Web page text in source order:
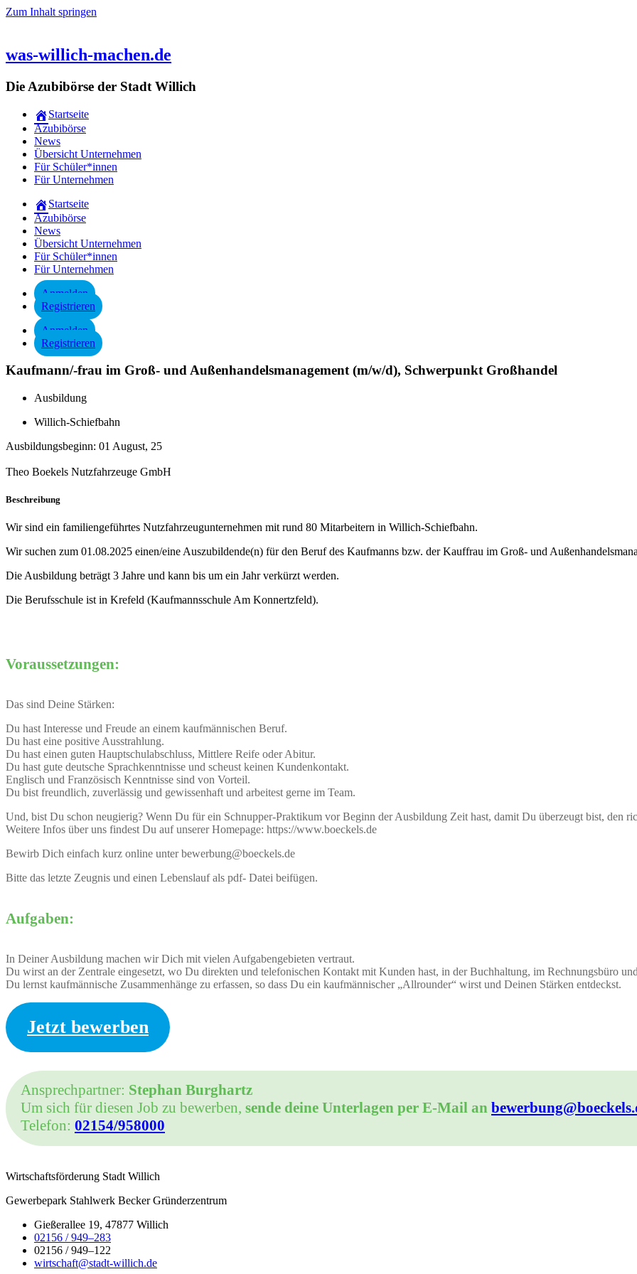
Zum Inhalt springen
was-willich-machen.de
Die Azubibörse der Stadt Willich
Startseite
Azubibörse
News
Übersicht Unternehmen
Für Schüler*innen
Für Unternehmen
Startseite
Azubibörse
News
Übersicht Unternehmen
Für Schüler*innen
Für Unternehmen
Anmelden
Registrieren
Anmelden
Registrieren
Kaufmann/-frau im Groß- und Außenhandelsmanagement (m/w/d), Schwerpunkt Großhandel
Ausbildung
Willich-Schiefbahn
Ausbildungsbeginn: 01 August, 25
Theo Boekels Nutzfahrzeuge GmbH
Beschreibung
Wir sind ein familiengeführtes Nutzfahrzeugunternehmen mit rund 80 Mitarbeitern in Willich-Schiefbahn.
Wir suchen zum 01.08.2025 einen/eine Auszubildende(n) für den Beruf des Kaufmanns bzw. der Kauffrau im Groß- und
Die Ausbildung beträgt 3 Jahre und kann bis um ein Jahr verkürzt werden.
Die Berufsschule ist in Krefeld (Kaufmannsschule Am Konnertzfeld).
Voraussetzungen:
Das sind Deine Stärken:
Du hast Interesse und Freude an einem kaufmännischen Beruf.
Du hast eine positive Ausstrahlung.
Du hast einen guten Hauptschulabschluss, Mittlere Reife oder Abitur.
Du hast gute deutsche Sprachkenntnisse und scheust keinen Kundenkontakt.
Englisch und Französisch Kenntnisse sind von Vorteil.
Du bist freundlich, zuverlässig und gewissenhaft und arbeitest gerne im Team.
Und, bist Du schon neugierig? Wenn Du für ein Schnupper-Praktikum vor Beginn der Ausbildung Zeit hast, damit Du überzeugt bist, den
Weitere Infos über uns findest Du auf unserer Homepage: https://www.boeckels.de
Bewirb Dich einfach kurz online unter bewerbung@boeckels.de
Bitte das letzte Zeugnis und einen Lebenslauf als pdf- Datei beifügen.
Aufgaben:
In Deiner Ausbildung machen wir Dich mit vielen Aufgabengebieten vertraut.
Du wirst an der Zentrale eingesetzt, wo Du direkten und telefonischen Kontakt mit Kunden hast, in der Buchhaltung, im Rechnungsbüro
Du lernst kaufmännische Zusammenhänge zu erfassen, so dass Du ein kaufmännischer „Allrounder“ wirst und Deinen Stärken entdeckst.
Jetzt bewerben
Ansprechpartner: Stephan Burghartz
Um sich für diesen Job zu bewerben, sende deine Unterlagen per E-Mail an
Telefon: 02154/958000
Wirtschaftsförderung Stadt Willich
Gewerbepark Stahlwerk Becker Gründerzentrum
Gießerallee 19, 47877 Willich
02156 / 949–283
02156 / 949–122
wirtschaft@stadt-willich.de